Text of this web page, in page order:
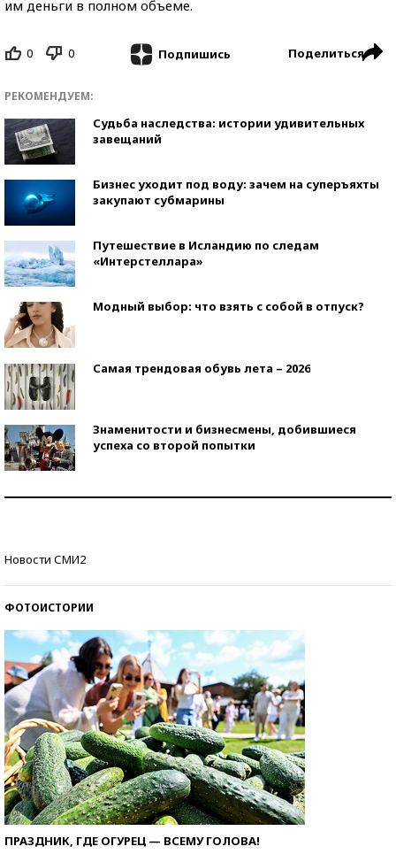
им деньги в полном объеме.
0 0 Подпишись Поделиться
РЕКОМЕНДУЕМ:
Судьба наследства: истории удивительных
завещаний
Бизнес уходит под воду: зачем на суперъяхты
закупают субмарины
Путешествие в Исландию по следам
«Интерстеллара»
Модный выбор: что взять с собой в отпуск?
Самая трендовая обувь лета – 2026
Знаменитости и бизнесмены, добившиеся
успеха со второй попытки
Новости СМИ2
ФОТОИСТОРИИ
ПРАЗДНИК, ГДЕ ОГУРЕЦ — ВСЕМУ ГОЛОВА!